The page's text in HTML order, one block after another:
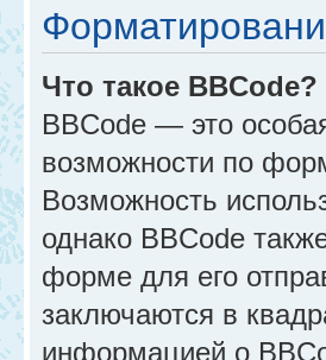
Что такое BBCode?
BBCode — это
возможности по
Возможность
однако BBCode
форме для его
заключаются в
информацией о